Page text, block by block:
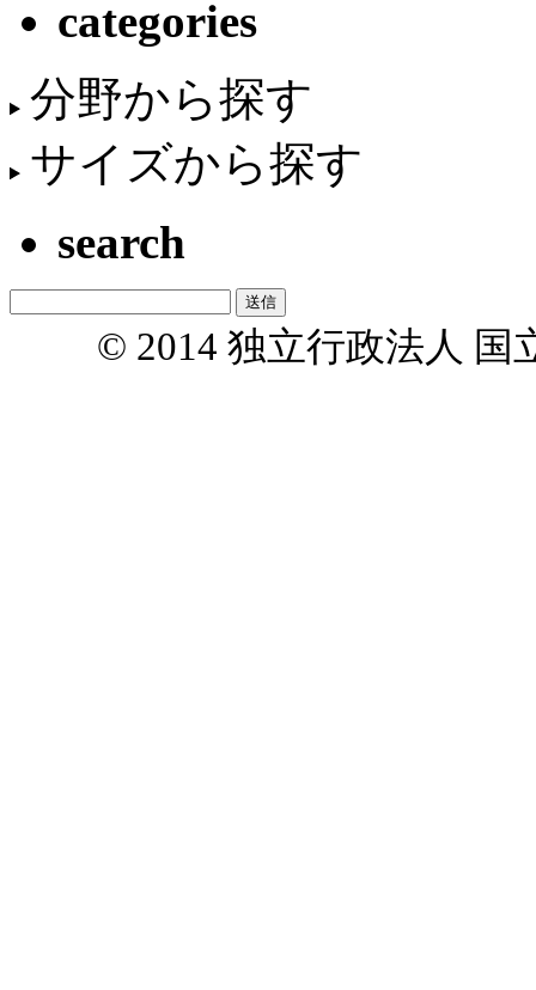
categories
分野から探す
サイズから探す
search
© 2014 独立行政法人 国